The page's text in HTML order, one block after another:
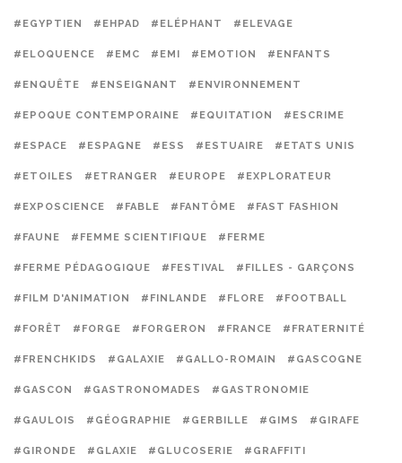
#EGYPTIEN #EHPAD #ELÉPHANT #ELEVAGE
#ELOQUENCE #EMC #EMI #EMOTION #ENFANTS
#ENQUÊTE #ENSEIGNANT #ENVIRONNEMENT
#EPOQUE CONTEMPORAINE #EQUITATION #ESCRIME
#ESPACE #ESPAGNE #ESS #ESTUAIRE #ETATS UNIS
#ETOILES #ETRANGER #EUROPE #EXPLORATEUR
#EXPOSCIENCE #FABLE #FANTÔME #FAST FASHION
#FAUNE #FEMME SCIENTIFIQUE #FERME
#FERME PÉDAGOGIQUE #FESTIVAL #FILLES - GARÇONS
#FILM D'ANIMATION #FINLANDE #FLORE #FOOTBALL
#FORÊT #FORGE #FORGERON #FRANCE #FRATERNITÉ
#FRENCHKIDS #GALAXIE #GALLO-ROMAIN #GASCOGNE
#GASCON #GASTRONOMADES #GASTRONOMIE
#GAULOIS #GÉOGRAPHIE #GERBILLE #GIMS #GIRAFE
#GIRONDE #GLAXIE #GLUCOSERIE #GRAFFITI